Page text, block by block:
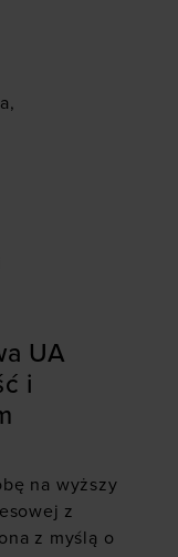
UA
i
na wyższy
z
z myślą o